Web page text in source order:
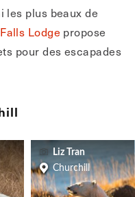
les plus beaux de
Lodge propose
pour des escapades
Liz Tran
Churchill